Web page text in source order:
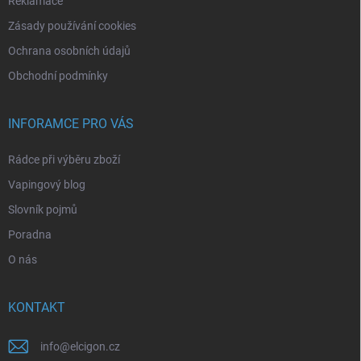
Zásady používání cookies
Ochrana osobních údajů
Obchodní podmínky
INFORAMCE PRO VÁS
Rádce při výběru zboží
Vapingový blog
Slovník pojmů
Poradna
O nás
KONTAKT
info@elcigon.cz